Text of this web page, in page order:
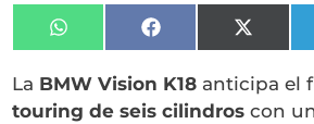
Compartir
en
WhatsApp
Compartir
en
Facebook
en
X
La BMW Vision K18 anticipa el
touring de seis cilindros con